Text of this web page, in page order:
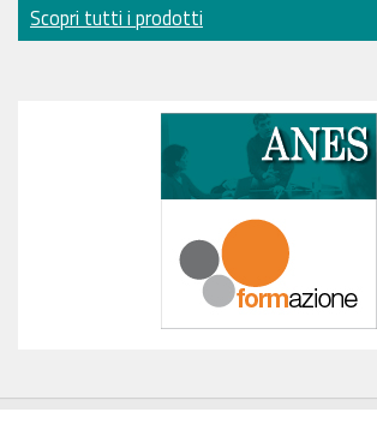
Scopri tutti i prodotti